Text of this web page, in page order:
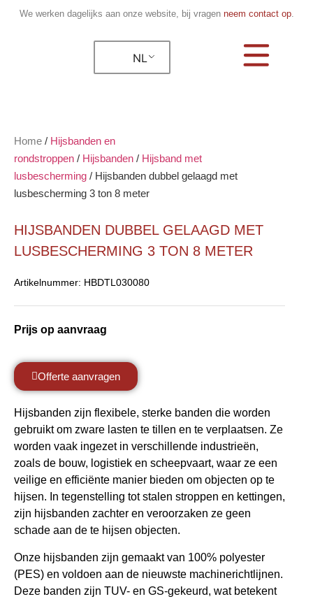
We werken dagelijks aan onze website, bij vragen neem contact op.
NL
Home / Hijsbanden en
rondstroppen / Hijsbanden / Hijsband met
lusbescherming / Hijsbanden dubbel gelaagd met
lusbescherming 3 ton 8 meter
HIJSBANDEN DUBBEL GELAAGD MET
LUSBESCHERMING 3 TON 8 METER
Artikelnummer: HBDTL030080
Prijs op aanvraag
Offerte aanvragen
Hijsbanden zijn flexibele, sterke banden die worden
gebruikt om zware lasten te tillen en te verplaatsen. Ze
worden vaak ingezet in verschillende industrieën,
zoals de bouw, logistiek en scheepvaart, waar ze een
veilige en efficiënte manier bieden om objecten op te
hijsen. In tegenstelling tot stalen stroppen en kettingen,
zijn hijsbanden zachter en veroorzaken ze geen
schade aan de te hijsen objecten.
Onze hijsbanden zijn gemaakt van 100% polyester
(PES) en voldoen aan de nieuwste machinerichtlijnen.
Deze banden zijn TUV- en GS-gekeurd, wat betekent